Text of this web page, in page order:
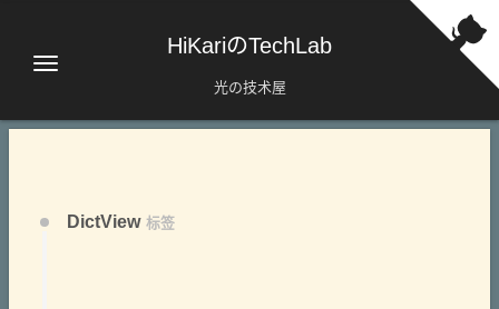
HiKariのTechLab
光の技术屋
DictView 标签